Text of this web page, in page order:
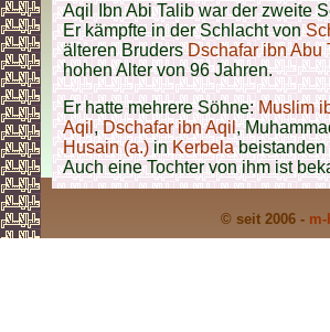
Aqil Ibn Abi Talib war der zweite
Er kämpfte in der Schlacht von
älteren BrudersDschafar ibn Abu
hohen Alter von 96 Jahren.
Er hatte mehrere Söhne:Muslim
Aqil,Dschafar ibn Aqil,
Husain (a.)inKerbelabeistanden
Auch eine Tochter von ihm ist
© seit 2006 -